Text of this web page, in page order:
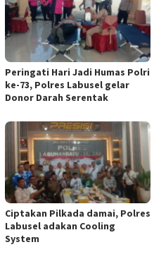
Peringati Hari Jadi Humas Polri
ke-73, Polres Labusel gelar
Donor Darah Serentak
Ciptakan Pilkada damai, Polres
Labusel adakan Cooling
System